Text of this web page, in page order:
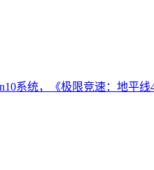
系统，《极限竞速：地平